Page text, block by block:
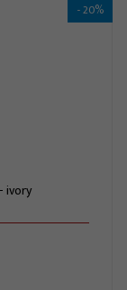
- 20%
ivory